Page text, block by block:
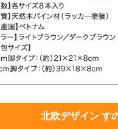
北欧デザイン す